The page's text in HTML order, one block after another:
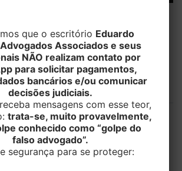
que o escritório Eduardo
Associados e seus
NÃO realizam contato por
para solicitar pagamentos,
bancários e/ou comunicar
decisões judiciais.
mensagens com esse teor,
trata-se, muito provavelmente,
conhecido como “golpe do
falso advogado”.
segurança para se proteger: